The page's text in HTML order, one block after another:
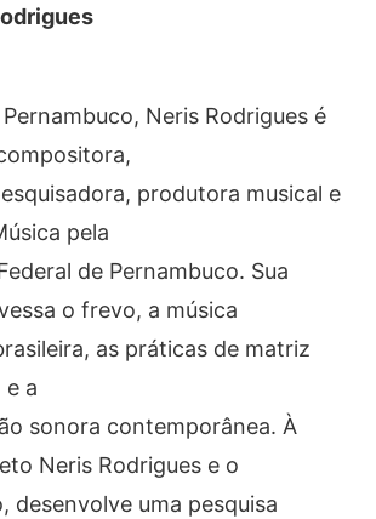
Neris Rodrigues é
produtora musical e
pela
de Pernambuco. Sua
o frevo, a música
as práticas de matriz
a
sonora contemporânea. À
Neris Rodrigues e o
desenvolve uma pesquisa